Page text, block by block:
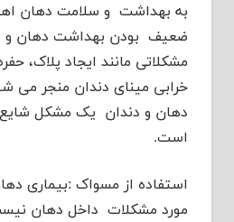
به بهداشت و سلامت دهان
ضعیف بودن بهداشت دهان و
مشکلاتی مانند ایجاد پلاک،
خرابی مینای دندان منجر می
دهان و دندان یک مشکل
است.
استفاده از مسواک :بیماری
مورد مشکلات داخل دهان